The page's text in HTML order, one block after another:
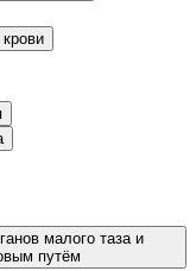
малого таза и
путём